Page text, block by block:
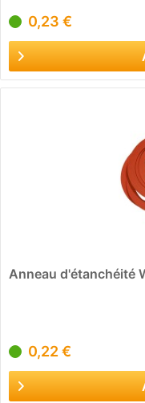
0,23 €
Anneau d'étanchéité
0,22 €